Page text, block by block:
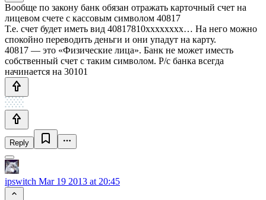
Вообще по закону банк обязан отражать карточный счет на
лицевом счете с кассовым символом 40817
Т.е. счет будет иметь вид 40817810хххххххх… На него можно
спокойно переводить деньги и они упадут на карту.
40817 — это «Физические лица». Банк не может иместь
собственный счет с таким символом. Р/с банка всегда
начинается на 30101
Reply
ipswitch Mar 19 2013 at 20:45